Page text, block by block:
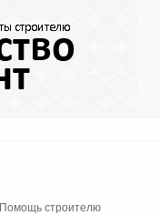
Помощь строителю